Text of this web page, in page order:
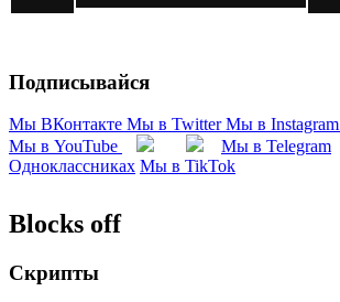
Подписывайся
Мы ВКонтакте Мы в TwitterМы в Instagram
Мы в YouTube
Мы в Telegram
Одноклассниках Мы в TikTok
Blocks off
Скрипты